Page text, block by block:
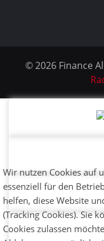
© 2026 Finance
Wir nutzen Cookies auf
essenziell für den
helfen, diese Website
(Tracking Cookies). Sie
Cookies zulassen